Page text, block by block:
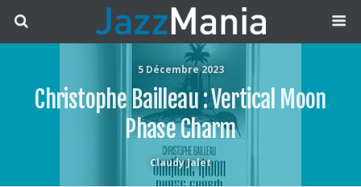
5 Décembre 2023
Christophe Bailleau : Vertical Moon
Phase Charm
Claudy Jalet